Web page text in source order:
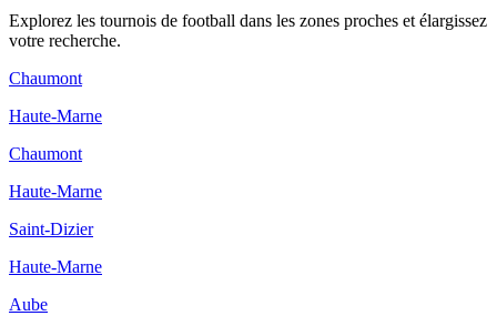
Explorez les tournois de football dans les zones proches et élargissez
votre recherche.
Chaumont
Haute-Marne
Chaumont
Haute-Marne
Saint-Dizier
Haute-Marne
Aube